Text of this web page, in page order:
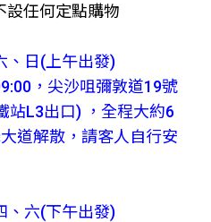
設任何定點購物
、日(上午出發)
，尖沙咀彌敦道19號
站L3出口) ，全程大約6
道解散，請客人自行安
、六(下午出發)